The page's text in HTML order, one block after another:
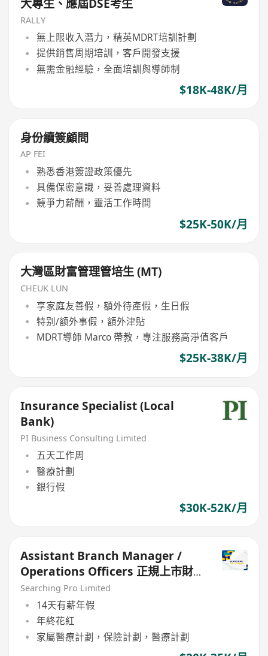
大專生、應屆DSE考生
RALLY
無上限收入潛力，精英MDRT培訓計劃
提供銷售周期培訓，客戶開發支援
無需金融經驗，全面培訓與導師制
$18K-48K/月
身份續簽顧問
AP FEI
熟悉香港簽證政策優先
具備保密意識，妥善處理資料
競爭力薪酬，靈活工作時間
$25K-50K/月
大灣區財富管理管培生 (MT)
CHEUK LUN
享家庭友善假，額外待產假，生日假
特别/额外事假，額外津貼
MDRT導師 Marco 帶教，專注服務高淨值客戶
$25K-38K/月
Insurance Specialist (Local
Bank)
PI Business Consulting Limited
五天工作周
醫療計劃
銀行假
$30K-52K/月
Assistant Branch Manager /
Operations Officers 正規上市財
務公司
Searching Pro Limited
14天有薪年假
年終花紅
家屬醫療計劃，保險計劃，醫療計劃